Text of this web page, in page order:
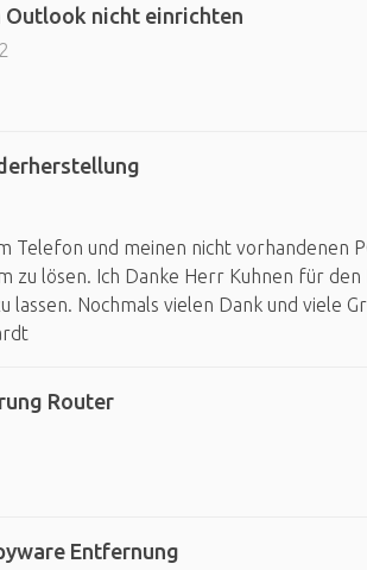
Outlook nicht einrichten
Telefon und meinen nicht vorhandenen
zu lösen. Ich Danke Herr Kuhnen für den
lassen. Nochmals vielen Dank und viele
Router
Entfernung